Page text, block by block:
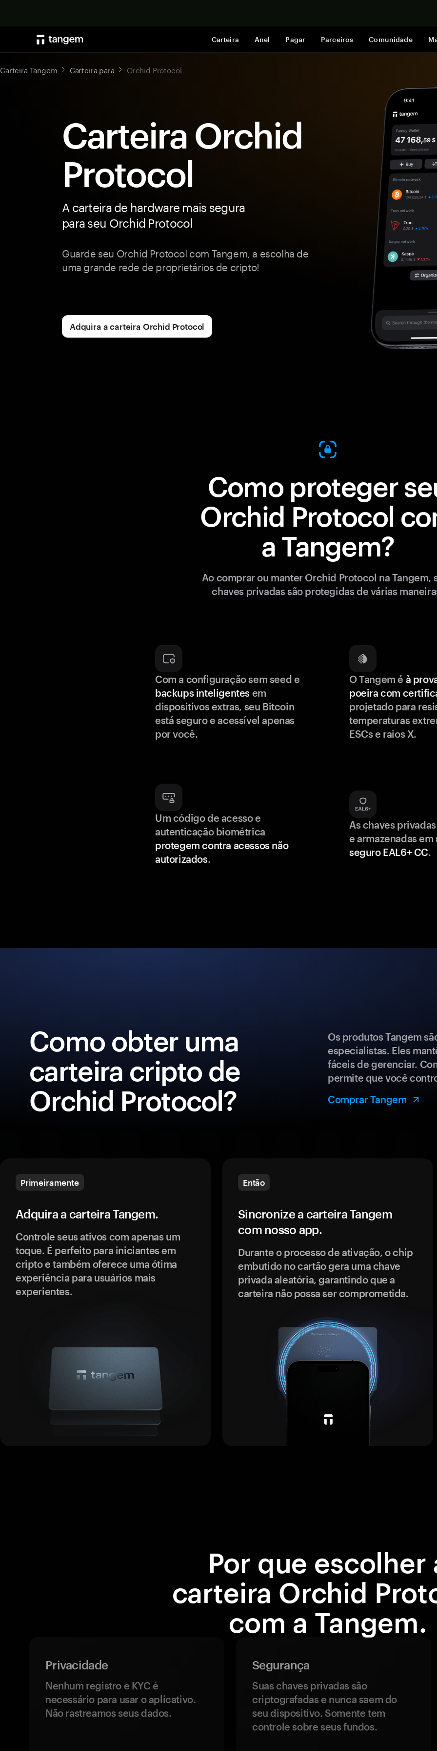
Carteira Anel Pagar Parceiros Comunidade
Carteira Tangem Carteira para Orchid Protocol
Carteira Orchid
Protocol
A carteira de hardware mais segura
para seu Orchid Protocol
Guarde seu Orchid Protocol com Tangem, a escolha de
uma grande rede de proprietários de cripto!
Adquira a carteira Orchid Protocol
Como proteger
Orchid Protocol
a Tangem?
Ao comprar ou manter Orchid Protocol na Tangem,
chaves privadas são protegidas de várias
Com a configuração sem seed e
backups inteligentes em
dispositivos extras, seu Bitcoin
está seguro e acessível apenas
por você.
O Tangem é à
poeira com
projetado para
temperaturas
ESCs e raios X.
Um código de acesso e
autenticação biométrica
protegem contra acessos não
autorizados.
As chaves
e armazenadas em
seguro EAL6+ CC.
Como obter uma
carteira cripto de
Orchid Protocol?
Os produtos Tangem
especialistas. Eles
fáceis de gerenciar.
permite que você
Comprar Tangem
Primeiramente
Adquira a carteira Tangem.
Controle seus ativos com apenas um
toque. É perfeito para iniciantes em
cripto e também oferece uma ótima
experiência para usuários mais
experientes.
Então
Sincronize a carteira Tangem
com nosso app.
Durante o processo de ativação, o chip
embutido no cartão gera uma chave
privada aleatória, garantindo que a
carteira não possa ser comprometida.
Por que escolher
carteira Orchid
com a Tangem.
Privacidade
Nenhum registro e KYC é
necessário para usar o aplicativo.
Não rastreamos seus dados.
Segurança
Suas chaves privadas são
criptografadas e nunca saem do
seu dispositivo. Somente tem
controle sobre seus fundos.